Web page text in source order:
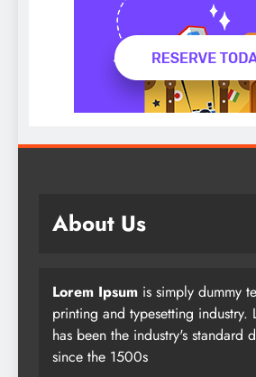
About Us
Lorem Ipsum is simply dummy
printing and typesetting industry.
has been the industry's standard
since the 1500s